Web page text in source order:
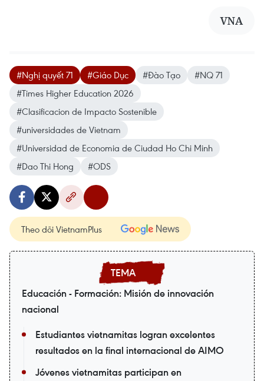
VNA
#Nghị quyết 71 #Giáo Dục #Đào Tạo
#NQ 71
#Times Higher Education 2026
#Clasificacion de Impacto Sostenible
#universidades de Vietnam
#Universidad de Economia de Ciudad Ho Chi Minh
#Dao Thi Hong
#ODS
Theo dõi VietnamPlus
Educación - Formación: Misión de innovación
nacional
Estudiantes vietnamitas logran excelentes
resultados en la final internacional de AIMO
Jóvenes vietnamitas participan en